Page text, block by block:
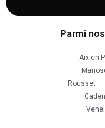
Parmi
Aix-en-
Rousset